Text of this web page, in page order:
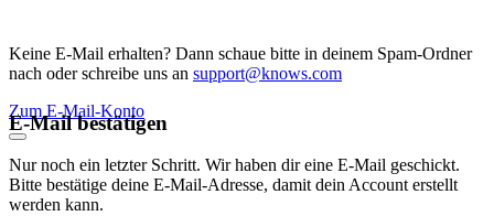
Keine E-Mail erhalten? Dann schaue bitte in deinem Spam-Ordner
nach oder schreibe uns an support@knows.com
Zum E-Mail-Konto
E-Mail bestätigen
Nur noch ein letzter Schritt. Wir haben dir eine E-Mail geschickt.
Bitte bestätige deine E-Mail-Adresse, damit dein Account erstellt
werden kann.